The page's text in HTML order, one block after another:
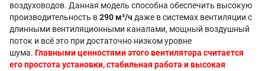
воздуховодов. Данная модель способна обеспечить высокую
производительность в290 м³/ч даже в системах вентиляции с
длинными вентиляционными каналами, мощный воздушный
поток и всё это при достаточно низком уровне
шума. Главными ценностями этого вентилятора считается
его простота установки, стабильная работа и высокая